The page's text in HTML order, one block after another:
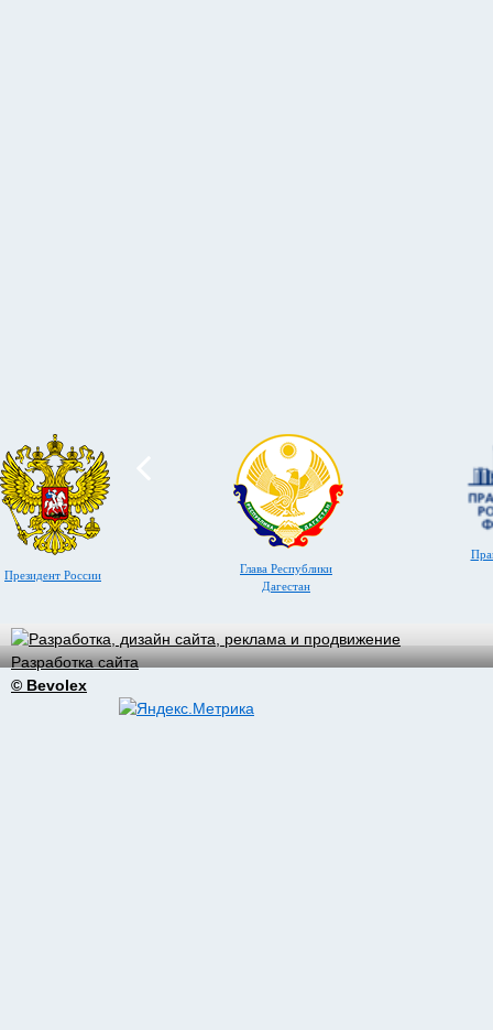
Президент России
Глава Республики
Дагестан
Разработка сайта
© Bevolex